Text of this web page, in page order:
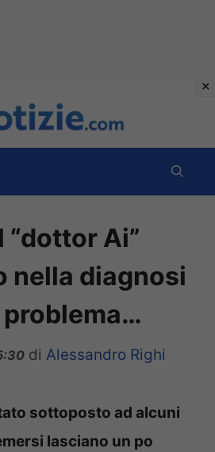
“dottor Ai”
nella diagnosi
problema…
di Alessandro Righi
sottoposto ad alcuni
lasciano un po